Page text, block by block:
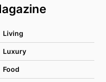
Living
Luxury
Food